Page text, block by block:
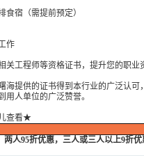
宿（需提前预定）
作
工程师等资格证书，提升您的职业
提供的证书得到本行业的广泛认可
人单位的广泛赞誉。
查看★
两人95折优惠，三人或三人以上9折